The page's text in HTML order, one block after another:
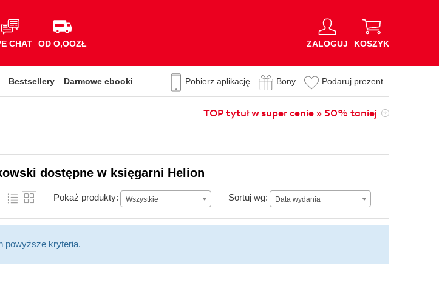
CHAT OD O,OOZŁ ZALOGUJ KOSZYK
Bestsellery Darmowe ebooki Pobierz aplikację Bony Podaruj prezent
TOP tytuł w super cenie » 50% taniej
dostępne w księgarni Helion
Pokaż produkty: Wszystkie Sortuj wg: Data wydania
Data wydania
powyższe kryteria.